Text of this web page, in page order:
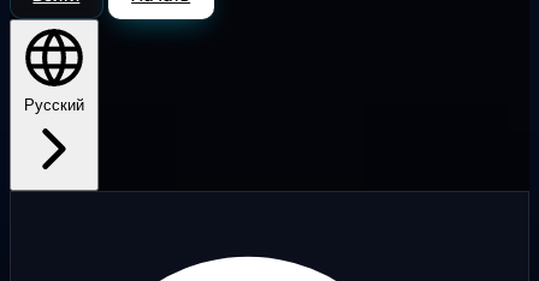
Русский